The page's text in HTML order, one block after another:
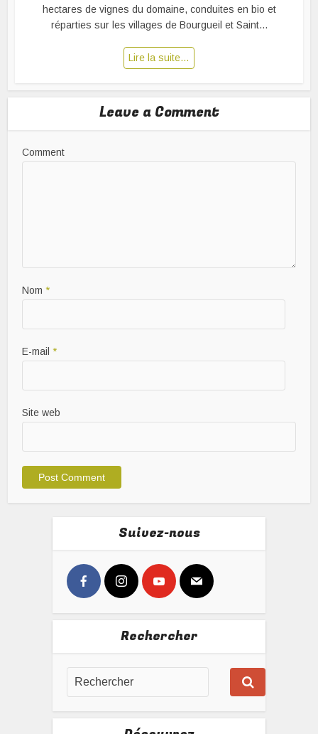
hectares de vignes du domaine, conduites en bio et
réparties sur les villages de Bourgueil et Saint...
Lire la suite…
Leave a Comment
Comment
Nom*
E-mail*
Site web
Suivez-nous
Rechercher